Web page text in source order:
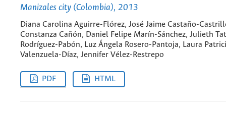
Manizales city (Colombia), 2013
Diana Carolina Aguirre-Flórez, José Jaime Castaño-
Constanza Cañón, Daniel Felipe Marín-Sánchez, Julieth
Rodríguez-Pabón, Luz Ángela Rosero-Pantoja, Laura
Valenzuela-Díaz, Jennifer Vélez-Restrepo
PDF HTML